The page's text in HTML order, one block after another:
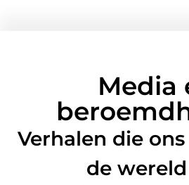
Media
Verhalen die
de